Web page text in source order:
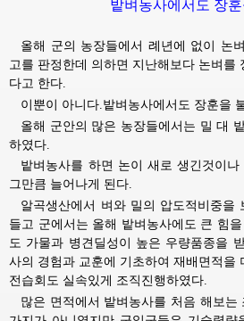
밭벼농사에서도 장
올해 군의 농장들에서 례년에 없이 논
고를 판정한데 의하면 지난해보다 논벼를
다고 한다.
이뿐이 아니다.밭벼농사에서도 장훈을
올해 군안의 많은 농장들에서는 밀 대
하였다.
밭벼농사를 하면 논이 새로 생긴것이
그만큼 늘어나게 된다.
알곡생산에서 벼와 밀의 압도적비중을
들고 군에서는 올해 밭벼농사에도 큰 힘
도 가물과 병견딜성이 높은 우량품종을
사의 경험과 교훈에 기초하여 재배면적을
전습회도 실속있게 조직진행하였다.
많은 면적에서 밭벼농사를 처음 해보는